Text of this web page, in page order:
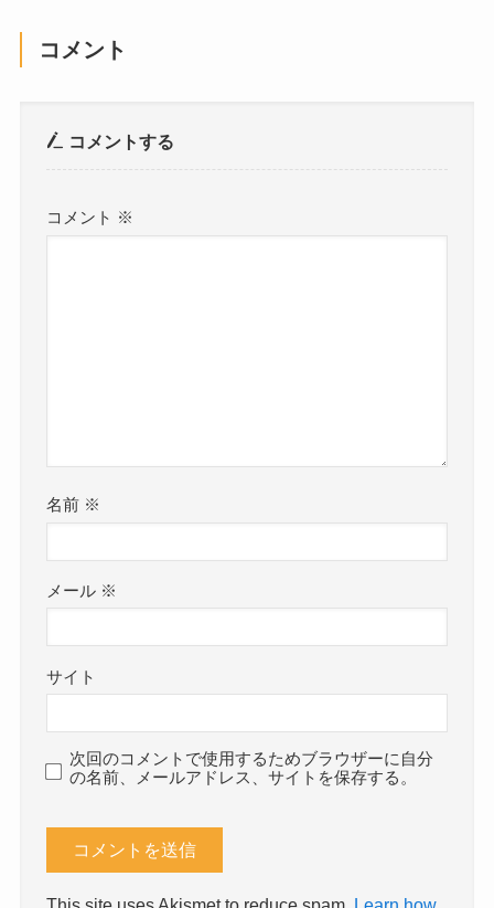
コメント
コメントする
コメント ※
名前 ※
メール ※
サイト
次回のコメントで使用するためブラウザーに自分
の名前、メールアドレス、サイトを保存する。